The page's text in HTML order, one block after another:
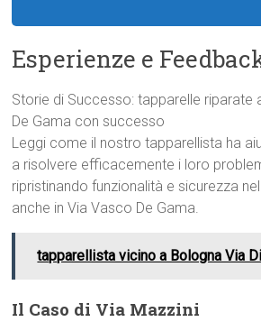
Esperienze e
Storie di Successo: tapparelle riparate
De Gama con successo
Leggi come il nostro tapparellista ha
a risolvere efficacemente i loro
ripristinando funzionalità e sicurezza
anche in Via Vasco De Gama.
tapparellista vicino a Bologna Via
Il Caso di Via Mazzini